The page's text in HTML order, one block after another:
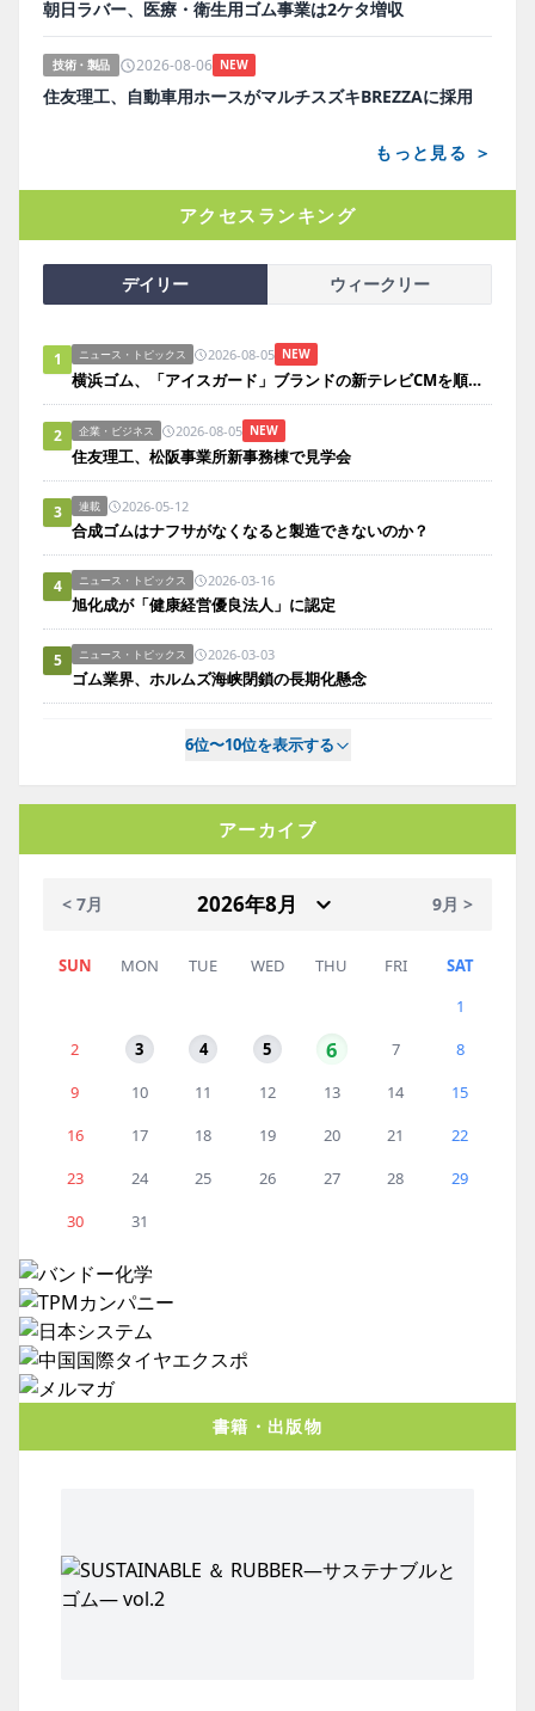
朝日ラバー、医療・衛生用ゴム事業は2ケタ増収
技術・製品 2026-08-06 NEW
住友理工、自動車用ホースがマルチスズキBREZZAに採用
もっと見る ＞
アクセスランキング
デイリー ウィークリー
1 ニュース・トピックス 2026-08-05 NEW
横浜ゴム、「アイスガード」ブランドの新テレビCMを順次放映
2 企業・ビジネス 2026-08-05 NEW
住友理工、松阪事業所新事務棟で見学会
3 連載 2026-05-12
合成ゴムはナフサがなくなると製造できないのか？
4 ニュース・トピックス 2026-03-16
旭化成が「健康経営優良法人」に認定
5 ニュース・トピックス 2026-03-03
ゴム業界、ホルムズ海峡閉鎖の長期化懸念
6位〜10位を表示する
アーカイブ
< 7月 9月 >
SUN MON TUE WED THU FRI
SAT
1
2
3 4 5 6 7
8
9
10 11 12 13 14
15
16
17 18 19 20 21
22
23
24 25 26 27 28
29
30
31
書籍・出版物